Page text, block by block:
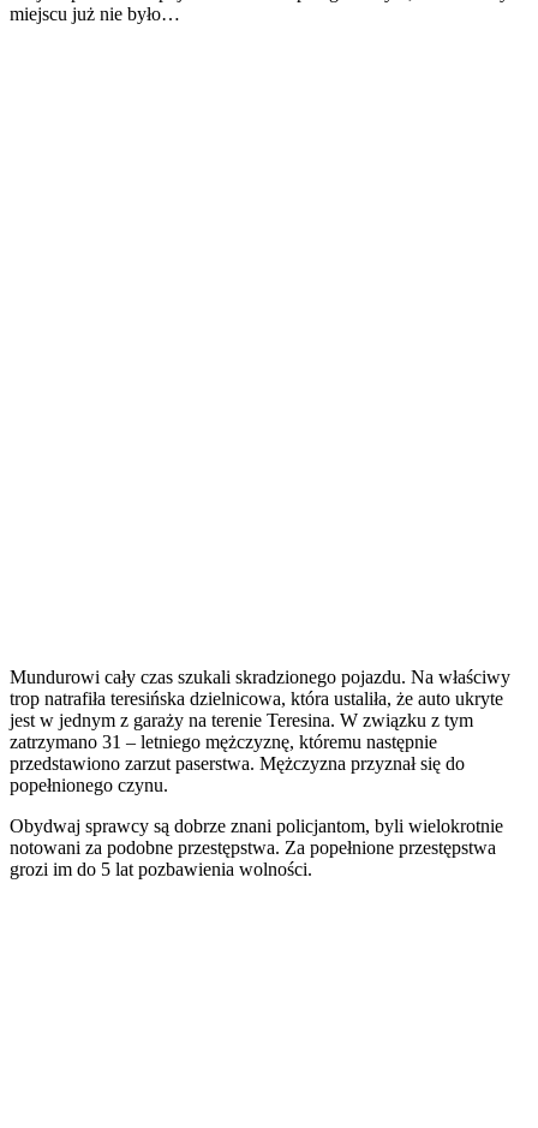
miejscu już nie było…
Mundurowi cały czas szukali skradzionego pojazdu. Na właściwy
trop natrafiła teresińska dzielnicowa, która ustaliła, że auto ukryte
jest w jednym z garaży na terenie Teresina. W związku z tym
zatrzymano 31 – letniego mężczyznę, któremu następnie
przedstawiono zarzut paserstwa. Mężczyzna przyznał się do
popełnionego czynu.
Obydwaj sprawcy są dobrze znani policjantom, byli wielokrotnie
notowani za podobne przestępstwa. Za popełnione przestępstwa
grozi im do 5 lat pozbawienia wolności.